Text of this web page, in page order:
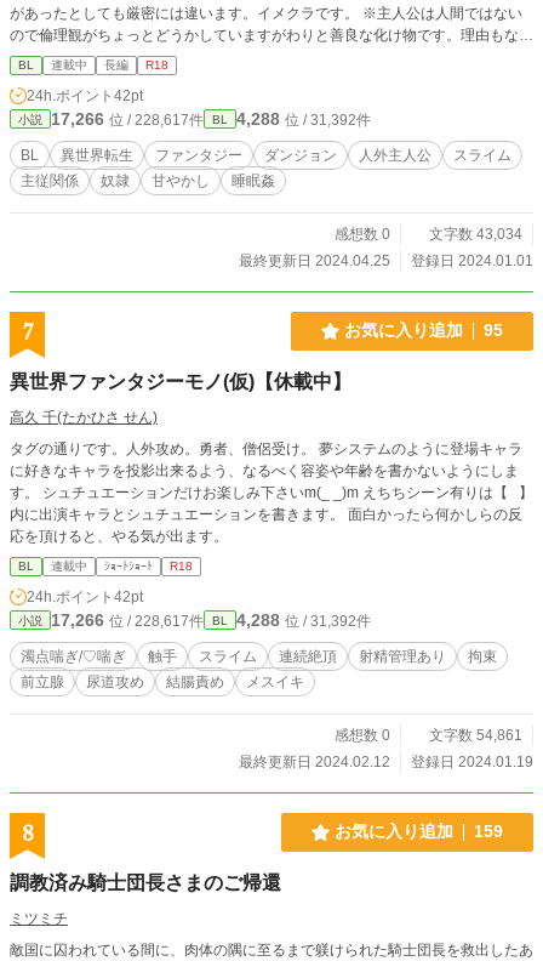
があったとしても厳密には違います。イメクラです。 ※主人公は人間ではない
ので倫理観がちょっとどうかしていますがわりと善良な化け物です。理由もなく
街を滅ぼすのはちょっとな～と思いつつ、犯罪者をモルモット扱いすることには
抵抗がない程度の天・混沌・善。 ※シリルさまのお楽しみ履歴：昏睡レイプ/睡
姦/NTR/視姦/スライムオナホ/種付け（サセ）/
BL 連載中 長編 R18
24h.ポイント 42pt
小説 17,266 位 / 228,617件 BL 4,288 位 / 31,392件
BL 異世界転生 ファンタジー ダンジョン 人外主人公
スライム
主従関係
奴隷 甘やかし 睡眠姦
感想数 0
文字数 43,034
最終更新日 2024.04.25
登録日 2024.01.01
7 お気に入り追加 95
異世界ファンタジーモノ(仮)【休載中】
高久 千(たかひさ せん)
タグの通りです。人外攻め。勇者、僧侶受け。 夢システムのように登場キャラ
に好きなキャラを投影出来るよう、なるべく容姿や年齢を書かないようにしま
す。 シュチュエーションだけお楽しみ下さいm(_ _)m えちちシーン有りは【⠀】
内に出演キャラとシュチュエーションを書きます。 面白かったら何かしらの反
応を頂けると、やる気が出ます。
BL 連載中 ｼｮｰﾄｼｮｰﾄ R18
24h.ポイント 42pt
小説 17,266 位 / 228,617件 BL 4,288 位 / 31,392件
濁点喘ぎ/♡喘ぎ 触手 スライム 連続絶頂 射精管理あり
拘束
前立腺
尿道攻め 結腸責め メスイキ
感想数 0
文字数 54,861
最終更新日 2024.02.12
登録日 2024.01.19
8 お気に入り追加 159
調教済み騎士団長さまのご帰還
ミツミチ
敵国に囚われている間に、肉体の隅に至るまで躾けられた騎士団長を救出したあ